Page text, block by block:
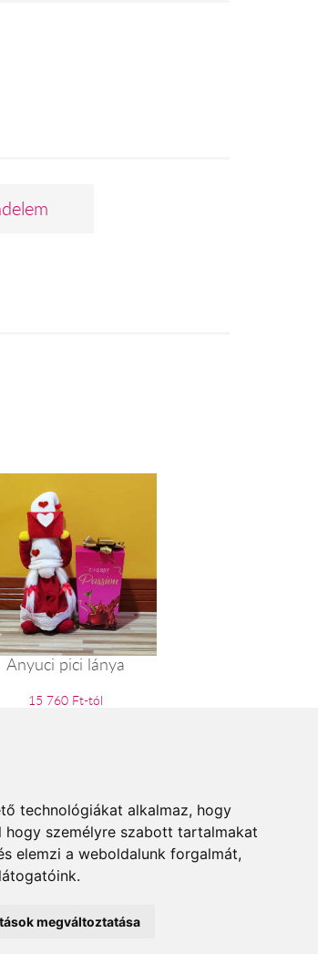
technológiákat alkalmaz, hogy
hogy személyre szabott tartalmakat
elemzi a weboldalunk forgalmát,
megváltoztatása
Anyuci pici lánya
15 760 Ft-tól